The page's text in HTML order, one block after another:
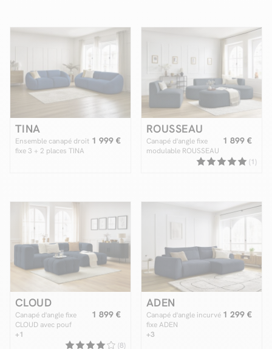
TINA
Ensemble canapé droit
fixe 3 + 2 places TINA
1 999 €
ROUSSEAU
Canapé d'angle fixe
modulable ROUSSEAU
tissu chiné avec 1
1 899 €
(1)
CLOUD
Canapé d'angle fixe
CLOUD avec pouf
1 899 €
+1
(8)
ADEN
Canapé d'angle incurvé
fixe ADEN
1 299 €
+3